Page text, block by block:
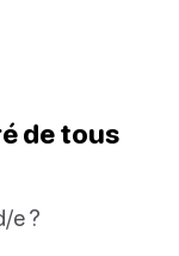
de tous
e ?